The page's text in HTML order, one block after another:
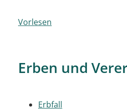
Vorlesen
Erben und
Erbfall